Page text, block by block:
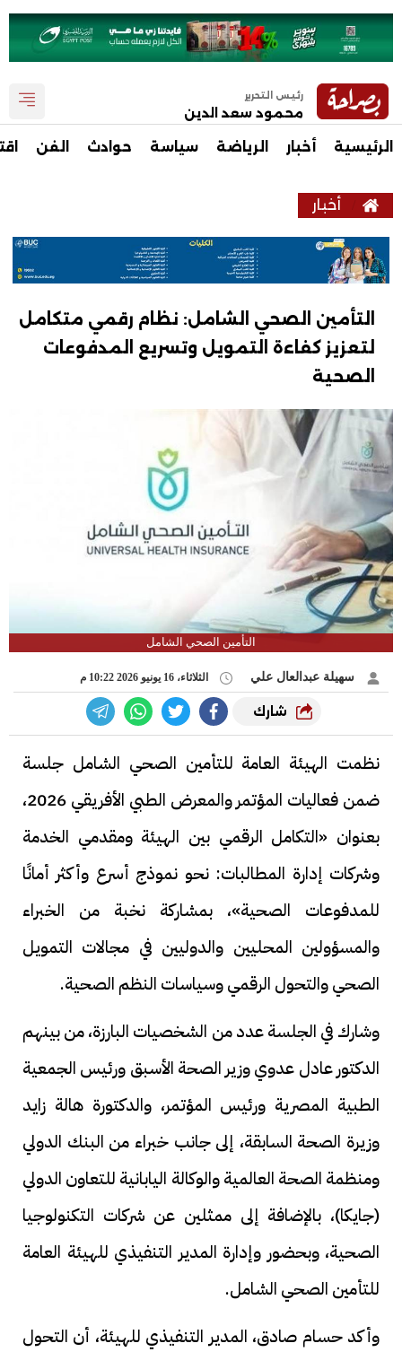
رئيس التحرير
محمود سعد الدين
الرئيسية أخبار الرياضة سياسة حوادث الفن
أخبار
التأمين الصحي الشامل: نظام رقمي متكامل
لتعزيز كفاءة التمويل وتسريع المدفوعات
الصحية
التأمين الصحي الشامل
سهيلة عبدالعال علي الثلاثاء، 16 يونيو 2026 10:22 م
شارك
نظمت الهيئة العامة للتأمين الصحي الشامل جلسة
ضمن فعاليات المؤتمر والمعرض الطبي الأفريقي 2026،
بعنوان «التكامل الرقمي بين الهيئة ومقدمي الخدمة
وشركات إدارة المطالبات: نحو نموذج أسرع وأكثر أمانًا
للمدفوعات الصحية»، بمشاركة نخبة من الخبراء
والمسؤولين المحليين والدوليين في مجالات التمويل
الصحي والتحول الرقمي وسياسات النظم الصحية.
وشارك في الجلسة عدد من الشخصيات البارزة، من بينهم
الدكتور عادل عدوي وزير الصحة الأسبق ورئيس الجمعية
الطبية المصرية ورئيس المؤتمر، والدكتورة هالة زايد
وزيرة الصحة السابقة، إلى جانب خبراء من البنك الدولي
ومنظمة الصحة العالمية والوكالة اليابانية للتعاون الدولي
(جايكا)، بالإضافة إلى ممثلين عن شركات التكنولوجيا
الصحية، وبحضور وإدارة المدير التنفيذي للهيئة العامة
للتأمين الصحي الشامل.
وأكد حسام صادق، المدير التنفيذي للهيئة، أن التحول